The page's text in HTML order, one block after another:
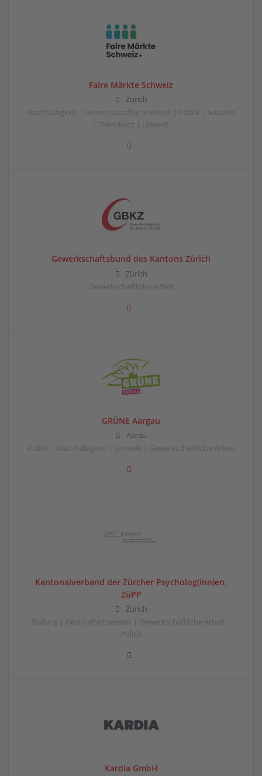
Faire Märkte Schweiz
Zürich
Nachhaltigkeit | Gewerkschaftliche Arbeit | Politik | Soziales
| Tierschutz | Umwelt
Gewerkschaftsbund des Kantons Zürich
Zürich
Gewerkschaftliche Arbeit
GRÜNE Aargau
Aarau
Politik | Nachhaltigkeit | Umwelt | Gewerkschaftliche Arbeit
Kantonalverband der Zürcher Psycholog(inn)en,
ZüPP
Zürich
Bildung | Gesundheitswesen | Gewerkschaftliche Arbeit |
Politik
Kardia GmbH